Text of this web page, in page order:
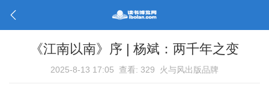
《江南以南》序 | 杨斌：两千年之变
2025-8-13 17:05 查看: 329 火与风出版品牌